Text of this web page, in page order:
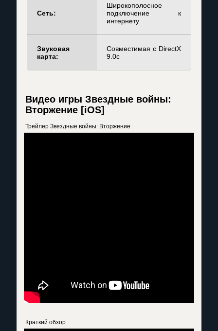
Сеть:
Широкополосное
подключение к
интернету
Звуковая
карта:
Совместимая с DirectX
9.0c
Видео игры Звездные войны:
Вторжение [iOS]
Трейлер Звездные войны: Вторжение
Краткий обзор